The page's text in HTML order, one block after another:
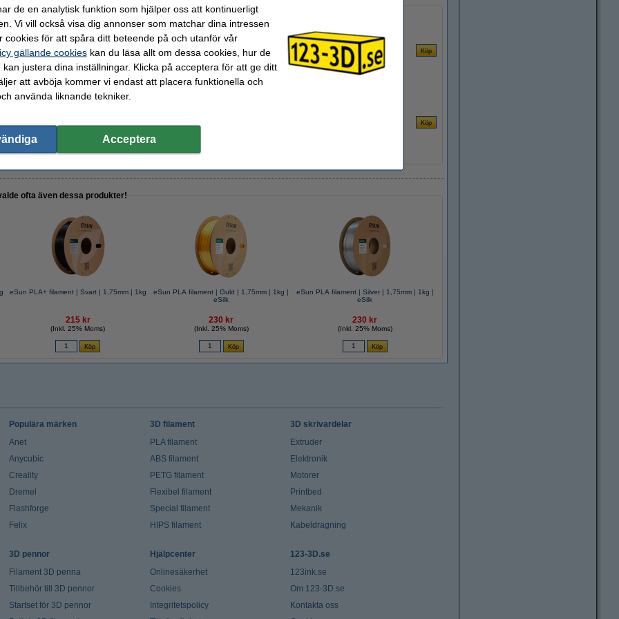
för 3D-utskrifter
ofta även dessa produkter!
eSun PLA+ filament | Svart | 1,75mm | 1kg
215 kr
(Inkl. 25% Moms)
eSun PLA filament | Guld | 1,75mm | 1kg |
eSilk
230 kr
(Inkl. 25% Moms)
eSun PLA filament | Silver | 1,75mm | 1kg |
eSilk
230 kr
(Inkl. 25% Moms)
Populära märken
Anet
Anycubic
Creality
Dremel
Flashforge
Felix
3D filament
PLA filament
ABS filament
PETG filament
Flexibel filament
Special filament
HIPS filament
3D skrivardelar
Extruder
Elektronik
Motorer
Printbed
Mekanik
Kabeldragning
3D pennor
Filament 3D penna
Tillbehör till 3D pennor
Startset för 3D pennor
Hjälpcenter
Onlinesäkerhet
Cookies
Integritetspolicy
123-3D.se
123ink.se
Om 123-3D.se
Kontakta oss
de en analytisk funktion som hjälper oss att kontinuerligt
Vi vill också visa dig annonser som matchar dina intressen
cookies för att spåra ditt beteende på och utanför vår
gällande cookieskan du läsa allt om dessa cookies, hur de
justera dina inställningar. Klicka på acceptera för att ge ditt
att avböja kommer vi endast att placera funktionella och
använda liknande tekniker.
Acceptera